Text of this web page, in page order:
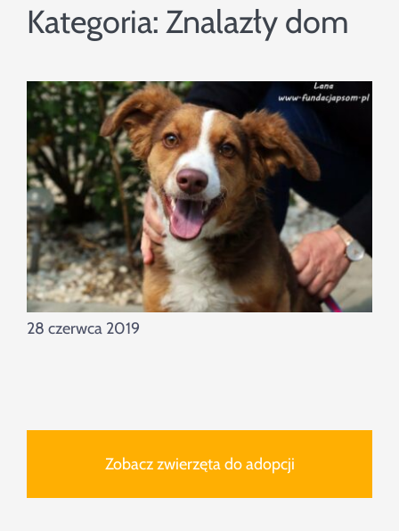
Kategoria: Znalazły dom
28 czerwca 2019
Zobacz zwierzęta do adopcji